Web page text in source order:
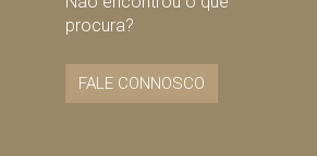
procura?
FALE CONNOSCO